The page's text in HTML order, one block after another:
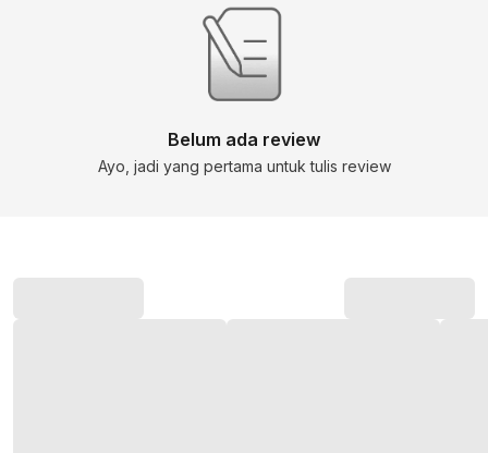
Belum ada review
Ayo, jadi yang pertama untuk tulis review